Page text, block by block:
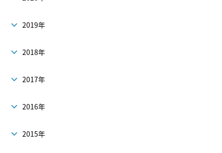
2019年
2018年
2017年
2016年
2015年